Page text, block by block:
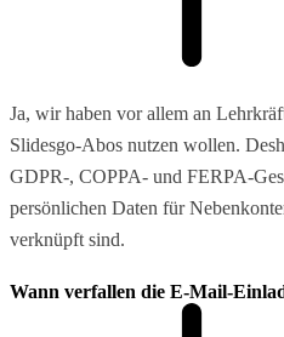
Ja, wir haben vor allem an
Slidesgo-Abos nutzen wollen.
GDPR-, COPPA- und FERPA-
persönlichen Daten für
verknüpft sind.
Wann verfallen die E-Mail-